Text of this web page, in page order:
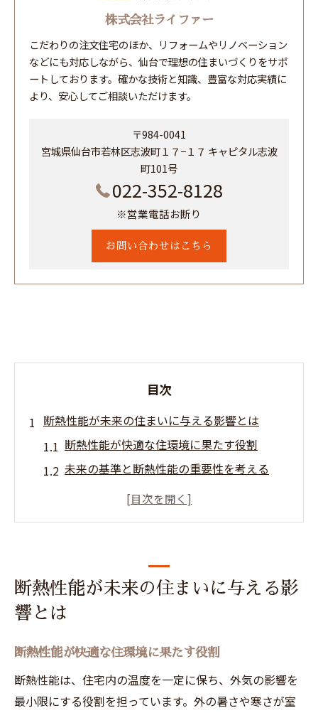
株式会社ライファー
こだわりの注文住宅のほか、リフォームやリノベーション
などにも対応しながら、仙台で理想の住まいづくりをサポ
ートしております。確かな技術と知識、豊富な対応実績に
より、安心してご相談いただけます。
〒984-0041
宮城県仙台市若林区志波町１７−１７ キャピタル志波
町101号
022-352-8128
※営業電話お断り
お問い合わせはこちら
目次
断熱性能が未来の住まいに与える影響とは
断熱性能が快適な住環境に果たす役割
未来の基準と断熱性能の重要性を考える
ZEH住宅と断熱等級の関係性を知る
断熱性能で変わる健康と安心な暮らし
ゼロエネルギー住宅で両立する快適性と節約術
断熱性能で実現する快適なゼロエネルギー
節約に直結する断熱性能向上の工夫とは
ZEH住宅の断熱等級と省エネ効果を徹底解
説
断熱性能が未来の住まいに与える影
響とは
断熱性能が快適な住環境に果たす役割
断熱性能は、住宅内の温度を一定に保ち、外気の影響を
最小限にする役割を担っています。外の暑さや寒さが室